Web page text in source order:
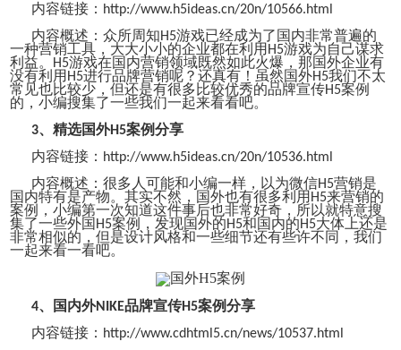
内容链接： http://www.h5ideas.cn/20n/10566.html
内容概述：众所周知H5游戏已经成为了国内非常普遍的
一种营销工具，大大小小的企业都在利用 H5游戏为自己谋求
利益。 H5游戏在国内营销领域既然如此火爆，那国外企业有
没有利用 H5进行品牌营销呢？还真有！虽然国外H5我们不太
常见也比较少，但还是有很多比较优秀的品牌宣传H5案例
的，小编搜集了一些我们一起来看看吧。
3、精选国外H5案例分享
内容链接： http://www.h5ideas.cn/20n/10536.html
内容概述：很多人可能和小编一样，以为微信H5营销是
国内特有是产物。其实不然，国外也有很多利用 H5来营销的
案例，小编第一次知道这件事后也非常好奇，所以就特意搜
集了一些外国 H5案例 ，发现国外的H5和国内的H5大体上还是
非常相似的，但是设计风格和一些细节还有些许不同，我们
一起来看一看吧。
4、国内外NIKE品牌宣传H5案例分享
内容链接： http://www.cdhtml5.cn/news/10537.html